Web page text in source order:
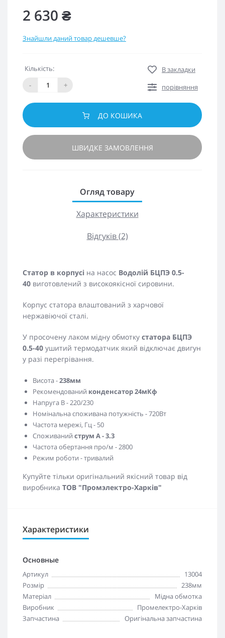
2 630 ₴
Знайшли даний товар дешевше?
Кількість:
-
+
В закладки
порівняння
ДО КОШИКА
ШВИДКЕ ЗАМОВЛЕННЯ
Огляд товару
Характеристики
Відгуків (2)
Статор в корпусі на насос Водолій БЦПЭ 0.5-
40 виготовлений з високоякісної сировини.
Корпус статора влаштований з харчової
нержавіючої сталі.
У просочену лаком мідну обмотку статора БЦПЭ
0.5-40 ушитий термодатчик який відключає двигун
у разі перегрівання.
Висота -238мм
Рекомендований конденсатор 24мКф
Напруга В - 220/230
Номінальна споживана потужність - 720Вт
Частота мережі, Гц - 50
Споживаний струм А - 3.3
Частота обертання про/м - 2800
Режим роботи - тривалий
Купуйте тільки оригінальний якісний товар від
виробника ТОВ "Промэлектро-Харків"
Характеристики
Основные
Артикул
13004
Розмір
238мм
Матеріал
Мідна обмотка
Виробник
Промелектро-Харків
Запчастина
Оригінальна запчастина